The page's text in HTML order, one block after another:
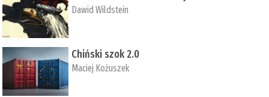
Dawid Wildstein
Chiński szok 2.0
Maciej Kożuszek